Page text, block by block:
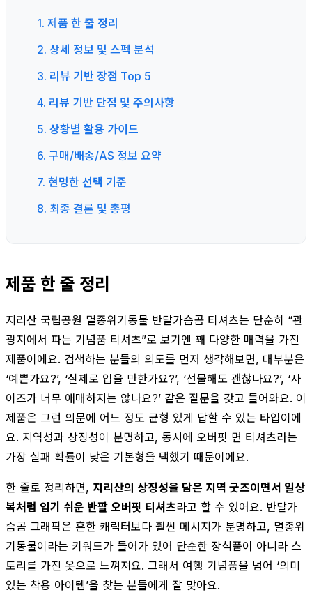
1. 제품 한 줄 정리
2. 상세 정보 및 스펙 분석
3. 리뷰 기반 장점 Top 5
4. 리뷰 기반 단점 및 주의사항
5. 상황별 활용 가이드
6. 구매/배송/AS 정보 요약
7. 현명한 선택 기준
8. 최종 결론 및 총평
제품 한 줄 정리
지리산 국립공원 멸종위기동물 반달가슴곰 티셔츠는 단순히 “관
광지에서 파는 기념품 티셔츠”로 보기엔 꽤 다양한 매력을 가진
제품이에요. 검색하는 분들의 의도를 먼저 생각해보면, 대부분은
‘예쁜가요?’, ‘실제로 입을 만한가요?’, ‘선물해도 괜찮나요?’, ‘사
이즈가 너무 애매하지는 않나요?’ 같은 질문을 갖고 들어와요. 이
제품은 그런 의문에 어느 정도 균형 있게 답할 수 있는 타입이에
요. 지역성과 상징성이 분명하고, 동시에 오버핏 면 티셔츠라는
가장 실패 확률이 낮은 기본형을 택했기 때문이에요.
한 줄로 정리하면, 지리산의 상징성을 담은 지역 굿즈이면서 일상
복처럼 입기 쉬운 반팔 오버핏 티셔츠라고 할 수 있어요. 반달가
슴곰 그래픽은 흔한 캐릭터보다 훨씬 메시지가 분명하고, 멸종위
기동물이라는 키워드가 들어가 있어 단순한 장식품이 아니라 스
토리를 가진 옷으로 느껴져요. 그래서 여행 기념품을 넘어 ‘의미
있는 착용 아이템’을 찾는 분들에게 잘 맞아요.